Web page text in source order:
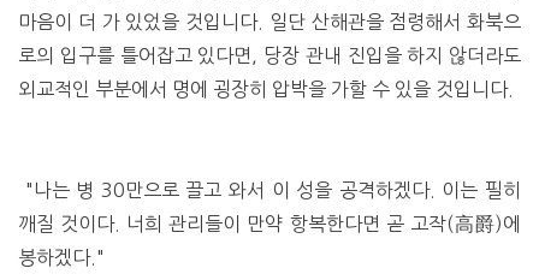
마음이 더 가 있었을 것입니다. 일단 산해관을 점령해서 화북으
로의 입구를 틀어잡고 있다면, 당장 관내 진입을 하지 않더라도
외교적인 부분에서 명에 굉장히 압박을 가할 수 있을 것입니다.
"나는 병 30만으로 끌고 와서 이 성을 공격하겠다. 이는 필히
깨질 것이다. 너희 관리들이 만약 항복한다면 곧 고작(高爵)에
봉하겠다."